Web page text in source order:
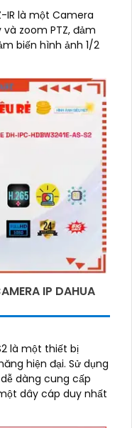
IR là một Camera
zoom PTZ, đảm
an ninh tối ưu. Với cảm biến hình ảnh 1/2
IP DAHUA
là một thiết bị
đại. Sử dụng
dàng cung cấp
dây cáp duy nhất